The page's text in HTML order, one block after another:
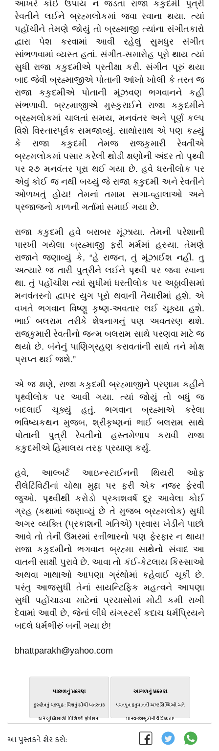
આખરે કોઈ ઉપાય ન જડતાં રાજા કકુદમી પુત્રી
રેવતીને લઈને બ્રહ્મલોકમાં જવા રવાના થયા. ત્યાં
પહોંચીને તેમણે જોયું તો બ્રહ્માજી ત્યાંના સંગીતકારો
દ્વારા પેશ કરવામાં આવી રહેલું સુમધુર સંગીત
સાંભળવામાં વ્યસ્ત હતાં. સંગીત-સમારોહ પૂરો થાય ત્યાં
સુધી રાજા કકુદમીએ પ્રતીક્ષા કરી. સંગીત પૂરું થયા
બાદ જેવી બ્રહ્માજીએ પોતાની આંખો ખોલી કે તરત જ
રાજા કકુદમીએ પોતાની મૂંઝવણ ભગવાનને કહી
સંભળાવી. બ્રહ્માજીએ મુસ્કુરાઈને રાજા કકુદમીને
બ્રહ્મલોકમાં ચાલતાં સમય, મનવંતર અને પૂર્ણ કલ્પ
વિશે વિસ્તારપૂર્વક સમજાવ્યું. સાથોસાથ એ પણ કહ્યું
કે રાજા કકુદમી તેમજ રાજકુમારી રેવતીએ
બ્રહ્મલોકમાં પસાર કરેલી થોડી ક્ષણોની અંદર તો પૃથ્વી
પર ૨૭ મનવંતર પૂરા થઈ ગયા છે. હવે ધરતીલોક પર
એવું કોઈ જ નથી બચ્યું જે રાજા કકુદમી અને રેવતીને
ઓળખતું હોય! તેમનાં તમામ સગા-વ્હાલાઓ અને
પ્રજાજનો કાળની ગર્તામાં સમાઈ ગયા છે.
રાજા કકુદમી હવે બરાબર મૂંઝાયા. તેમની પરેશાની
પારખી ગયેલા બ્રહ્માજી ફરી મર્મમાં હસ્યા. તેમણે
રાજાને જણાવ્યું કે, “હે રાજન, તું મૂંઝાઈશ નહી. તુ
અત્યારે જ તારી પુત્રીને લઈને પૃથ્વી પર જવા રવાના
થા. તું પહોંચીશ ત્યાં સુધીમાં ધરતીલોક પર અઠ્ઠાવીસમાં
મનવંતરનો દ્વાપર યુગ પૂરો થવાની તૈયારીમાં હશે. એ
વખતે ભગવાન વિષ્ણુ કૃષ્ણ-અવતાર લઈ ચૂક્યા હશે.
ભાઈ બલરામ તરીકે શેષનાગનું પણ અવતરણ થશે.
રાજકુમારી રેવતીનો જન્મ બલરામ સાથે પરણવા માટે જ
થયો છે. બંનેનું પાણિગ્રહણ કરાવતાંની સાથે તને મોક્ષ
પ્રાપ્ત થઈ જશે.”
એ જ ક્ષણે, રાજા કકુદમી બ્રહ્માજીને પ્રણામ કહીને
પૃથ્વીલોક પર આવી ગયા. ત્યાં જોયું તો બધું જ
બદલાઈ ચૂક્યું હતું. ભગવાન બ્રહ્માએ કરેલા
ભવિષ્યકથન મુજબ, શ્રીકૃષ્ણનાં ભાઈ બલરામ સાથે
પોતાની પુત્રી રેવતીનો હસ્તમેળાપ કરાવી રાજા
કકુદમીએ હિમાલય તરફ પ્રયાણ કર્યુ.
હવે, આલ્બર્ટ આઇન્સ્ટાઈનની થિયરી ઓફ
રીલેટિવિટીનાં ચોથા મુદ્દા પર ફરી એક નજર ફેરવી
જુઓ. પૃથ્વીથી કરોડો પ્રકાશવર્ષ દૂર આવેલા કોઈ
ગ્રહ (કથામાં જણાવ્યું છે તે મુજબ બ્રહ્મલોક) સુધી
અગર વ્યક્તિ (પ્રકાશની ગતિએ) પ્રવાસ ખેડીને પાછો
આવે તો તેની ઉંમરમાં રત્તીભારનો પણ ફેરફાર ન થાય!
રાજા કકુદમીનો ભગવાન બ્રહ્મા સાથેનો સંવાદ આ
વાતની સાક્ષી પુરાવે છે. આવા તો કંઈ-કેટલાય કિસ્સાઓ
અથવા ગાથાઓ આપણા ગ્રંથોમાં કહેવાઈ ચૂકી છે.
પરંતુ આજસુધી તેનાં સાયન્ટિફિક મહત્વને આપણા
સુધી પહોંચાડવા માટેનાં પ્રયાસોમાં મોટી કમી રાખી
દેવામાં આવી છે, જેનાં લીધે યંગસ્ટર્સ કદાચ ધર્મપ્રિયને
બદલે ધર્મભીરું બની ગયા છે!
bhattparakh@yahoo.com
પાછળનું પ્રકરણ
કુરુક્ષેત્રનું ચક્રવ્યુહ : વિશ્વનું સૌથી ખતરનાક
અને બુધ્ધિશાળી મિલિટરી ફોર્મેશન!
આગળનું પ્રકરણ
પવનપુત્ર હનુમાનની અષ્ટસિધ્ધિઓ અને
માનવ-રંગસૂત્રોની વૈવિધ્યતા!
આ પુસ્તકને શેર કરો: